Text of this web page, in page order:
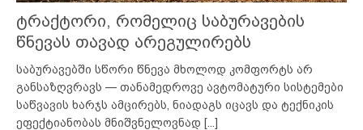
ტრაქტორი, რომელიც საბურავების
წნევას თავად არეგულირებს
საბურავებში სწორი წნევა მხოლოდ კომფორტს არ
განსაზღვრავს — თანამედროვე ავტომატური სისტემები
საწვავის ხარჯს ამცირებს, ნიადაგს იცავს და ტექნიკის
ეფექტიანობას მნიშვნელოვნად [...]